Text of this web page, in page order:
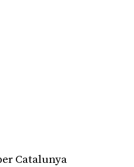
Catalunya